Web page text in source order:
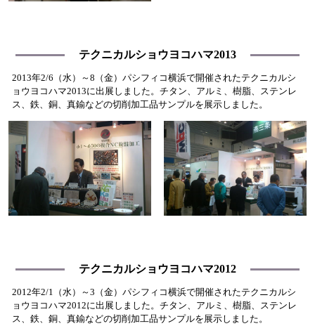
テクニカルショウヨコハマ2013
2013年2/6（水）～8（金）パシフィコ横浜で開催されたテクニカルシ
ョウヨコハマ2013に出展しました。チタン、アルミ、樹脂、ステンレ
ス、鉄、銅、真鍮などの切削加工品サンプルを展示しました。
テクニカルショウヨコハマ2012
2012年2/1（水）～3（金）パシフィコ横浜で開催されたテクニカルシ
ョウヨコハマ2012に出展しました。チタン、アルミ、樹脂、ステンレ
ス、鉄、銅、真鍮などの切削加工品サンプルを展示しました。